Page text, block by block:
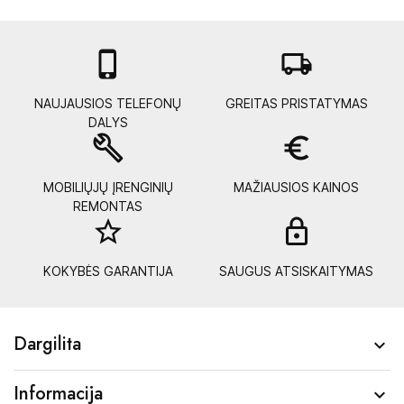

NAUJAUSIOS TELEFONŲ
DALYS
local_shipping
GREITAS PRISTATYMAS
build
MOBILIŲJŲ ĮRENGINIŲ
REMONTAS
euro_symbol
MAŽIAUSIOS KAINOS
star_border
KOKYBĖS GARANTIJA SAUGUS ATSISKAITYMAS
Dargilita 
Informacija 